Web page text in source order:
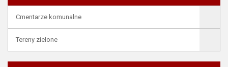
Cmentarze komunalne
Tereny zielone